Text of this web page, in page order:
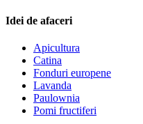
Idei de afaceri
Apicultura
Catina
Fonduri europene
Lavanda
Paulownia
Pomi fructiferi